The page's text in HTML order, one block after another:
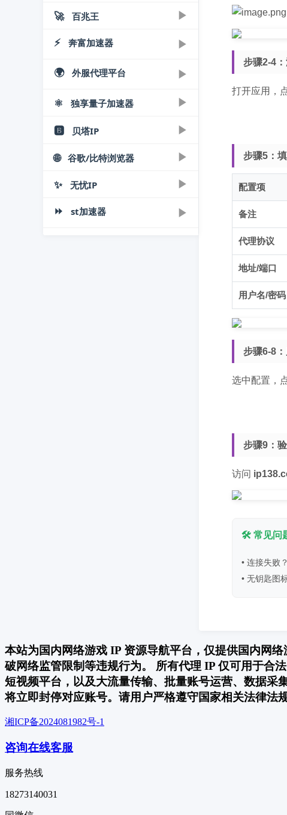
| 图解
单机单IP
Proxifier代理设置全攻略 - 3步配置
Socks5
安卓手机L2TP直连教程：3分钟快
速换IP
windows电脑直连教程 ▶
Windows电脑L2TP协议VPN设置
Windows/软路由PPTP/L2TP直连
苹果mac直连教程 ▶
苹果ios手机利用L2TP/Socks5直连
苹果Mac电脑代理IP设置教程
用教程
小猫IP ▶
小猫IP手机云手机购买下载使用教
程
小猫IP购买使用教程：
SOCKS5/L2TP详解
🚀 百兆王 ▶
注册 | 购买 | 免费测试 ▶
购买
百兆王分组功能使用教程：多设备
账号共享
电脑端 ▶
一键绑定
手机端 ▶
百兆王安卓手机使用教程-轻松更
换节点
socks5 ▶
百兆王Socks5代理IP提取使用教程
⚡ 奔富加速器 ▶
注册 | 购买 | 免费测试 ▶
购/IP导出
奔富加速器 | 分组功能介绍及设置
教程
电脑端 ▶
奔富加速器PC端下载使用教程 | 一
键配置
手机端 ▶
奔富加速器安卓版教程 | 手机一键
改IP
Socks5/软路由L2TP ▶
奔富加速器Socks5/L2TP一键配置
🌍 外服代理平台 ▶
无双代理服务平台 ▶
无双代理Socks5/L2TP购买提取教
程
无双IP代理L2TP服务使用教程
⚛️ 独享量子加速器 ▶
注册 | 购买 | 免费测试 ▶
量子IP购买使用教程-3分钟上手指
南
量子IP设置分组教程：多设备IP分
电脑端 ▶
量子加速器购买使用教程 | 独享IP
配置
量子IP模拟器绑定教程
手机端 ▶
量子IP安卓版下载使用教程
▶
🅱️ 贝塔IP ▶
贝塔IP使用教程 ▶
贝塔IP购买下载使用教程 | 一键配
置指南
贝塔IP使用指南 | 视频教程
🌐 谷歌/比特浏览器 ▶
浏览器代理设置教程 ▶
Edge微软浏览器教程：
SwitchyOmega代理
✨ 无忧IP ▶
注册 | 购买|免费测试 ▶
⏩ st加速器 ▶
步骤2-4
打开应用，
步骤5：
配置项
备注
代理协议
地址/端口
用户名/密码
步骤6-8
选中配置，
步骤9：
访问
🛠️ 常见问
• 连接失败
• 无钥匙图
本站为国内网络游戏 IP 资源导航平台，仅提供国内网
破网络监管限制等违规行为。 所有代理 IP 仅可用于合
短视频平台，以及大流量传输、批量账号运营、数据采
将立即封停对应账号。请用户严格遵守国家相关法律法
湘ICP备2024081982号-1
咨询在线客服
服务热线
18273140031